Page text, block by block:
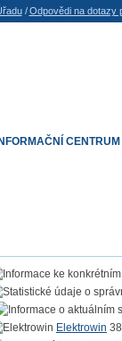
Elektrowin
INFORMAČNÍ CENTRUM
/ Odpovědi na dotazy